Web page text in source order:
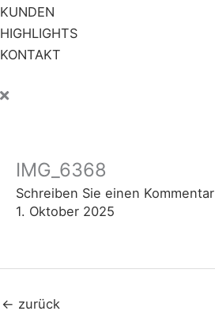
KUNDEN
HIGHLIGHTS
KONTAKT
IMG_6368
Schreiben Sie einen Kommentar
1. Oktober 2025
← zurück